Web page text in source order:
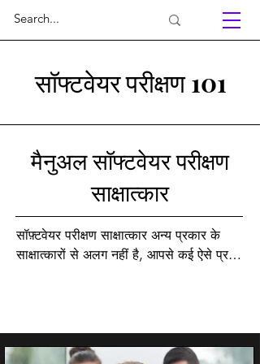
सॉफ्टवेयर परीक्षण 101
मैनुअल सॉफ्टवेयर परीक्षण
साक्षात्कार
सॉफ़्टवेयर परीक्षण साक्षात्कार अन्य प्रकार के
साक्षात्कारों से अलग नहीं है, आपसे कई ऐसे प्रश्न
है, भले ही परियोजना में स्वचालन शामिल न हो
और सभी प्रतिगमन परीक्षण मैन्युअल रूप से